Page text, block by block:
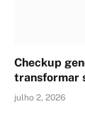
Checkup
transformar
julho 2, 2026